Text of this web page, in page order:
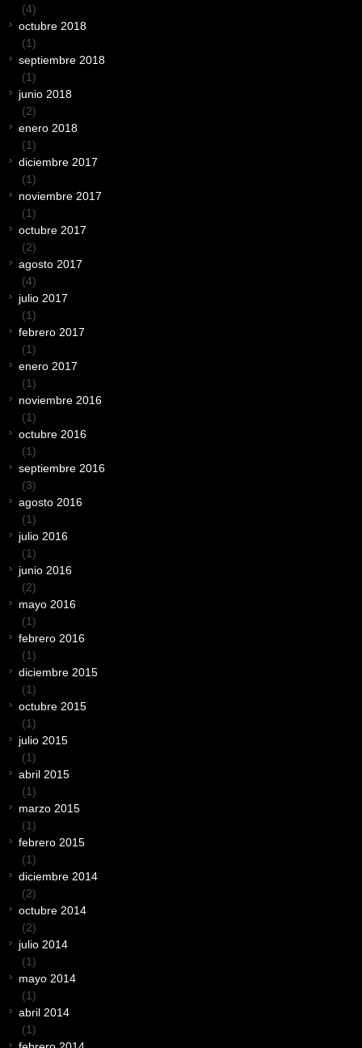
(4)
octubre 2018
(1)
septiembre 2018
(1)
junio 2018
(2)
enero 2018
(1)
diciembre 2017
(1)
noviembre 2017
(1)
octubre 2017
(2)
agosto 2017
(4)
julio 2017
(1)
febrero 2017
(1)
enero 2017
(1)
noviembre 2016
(1)
octubre 2016
(1)
septiembre 2016
(3)
agosto 2016
(1)
julio 2016
(1)
junio 2016
(2)
mayo 2016
(1)
febrero 2016
(1)
diciembre 2015
(1)
octubre 2015
(1)
julio 2015
(1)
abril 2015
(1)
marzo 2015
(1)
febrero 2015
(1)
diciembre 2014
(2)
octubre 2014
(2)
julio 2014
(1)
mayo 2014
(1)
abril 2014
(1)